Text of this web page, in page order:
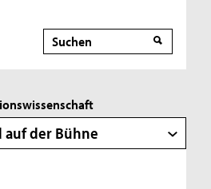
Suche
Suche
auf der Bühne